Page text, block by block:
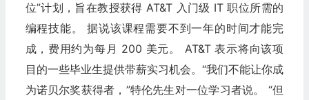
位”计划，旨在教授获得 AT&T 入门级 IT 职位所需的
编程技能。 据说该课程需要不到一年的时间才能完
成，费用约为每月 200 美元。 AT&T 表示将向该项
目的一些毕业生提供带薪实习机会。“我们不能让你成
为诺贝尔奖获得者，”特伦先生对一位学习者说。 “但